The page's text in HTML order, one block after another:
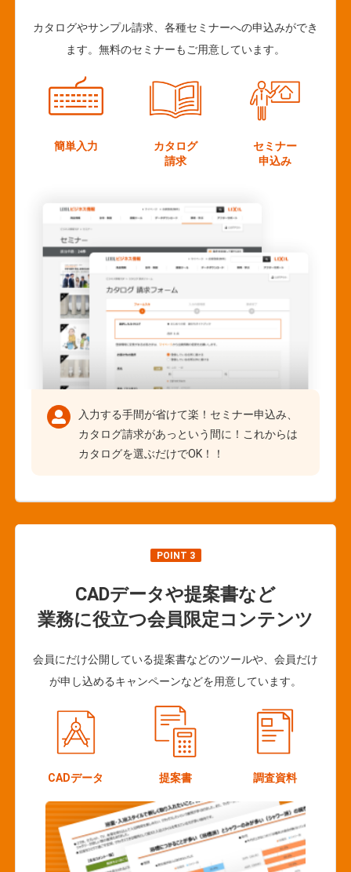
カタログやサンプル請求、各種セミナーへの申込みができ
ます。無料のセミナーもご用意しています。
簡単入力
カタログ
請求
セミナー
申込み
入力する手間が省けて楽！セミナー申込み、
カタログ請求があっという間に！これからは
カタログを選ぶだけでOK！！
POINT 3
CADデータや提案書など
業務に役立つ会員限定コンテンツ
会員にだけ公開している提案書などのツールや、会員だけ
が申し込めるキャンペーンなどを用意しています。
CADデータ 提案書 調査資料